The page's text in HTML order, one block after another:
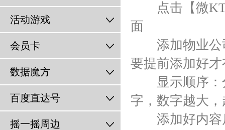
活动游戏
会员卡
数据魔方
百度直达号
摇一摇周边
点击【微
面
添加物业公
要提前添加好
显示顺序：
字，数字越大
添加好内容